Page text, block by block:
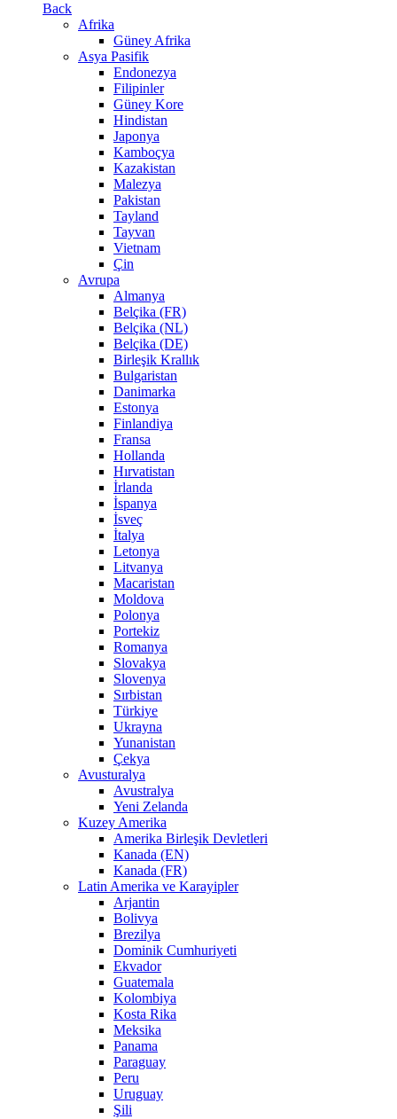
Back
Afrika
Güney Afrika
Asya Pasifik
Endonezya
Filipinler
Güney Kore
Hindistan
Japonya
Kamboçya
Kazakistan
Malezya
Pakistan
Tayland
Tayvan
Vietnam
Çin
Avrupa
Almanya
Belçika (FR)
Belçika (NL)
Belçika (DE)
Birleşik Krallık
Bulgaristan
Danimarka
Estonya
Finlandiya
Fransa
Hollanda
Hırvatistan
İrlanda
İspanya
İsveç
İtalya
Letonya
Litvanya
Macaristan
Moldova
Polonya
Portekiz
Romanya
Slovakya
Slovenya
Sırbistan
Türkiye
Ukrayna
Yunanistan
Çekya
Avusturalya
Avustralya
Yeni Zelanda
Kuzey Amerika
Amerika Birleşik Devletleri
Kanada (EN)
Kanada (FR)
Latin Amerika ve Karayipler
Arjantin
Bolivya
Brezilya
Dominik Cumhuriyeti
Ekvador
Guatemala
Kolombiya
Kosta Rika
Meksika
Panama
Paraguay
Peru
Uruguay
Şili